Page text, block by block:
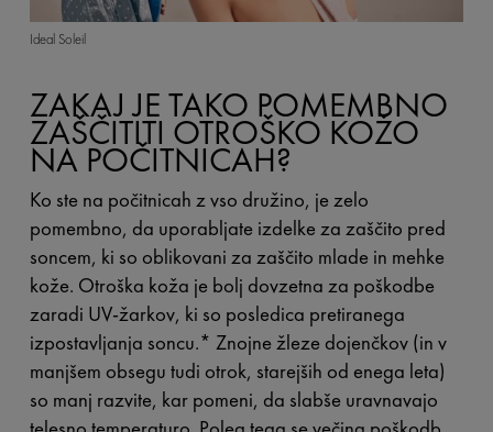
Ideal Soleil
ZAKAJ JE TAKO POMEMBNO
ZAŠČITITI OTROŠKO KOŽO
NA POČITNICAH?
Ko ste na počitnicah z vso družino, je zelo
pomembno, da uporabljate izdelke za zaščito pred
soncem, ki so oblikovani za zaščito mlade in mehke
kože. Otroška koža je bolj dovzetna za poškodbe
zaradi UV-žarkov, ki so posledica pretiranega
izpostavljanja soncu.* Znojne žleze dojenčkov (in v
manjšem obsegu tudi otrok, starejših od enega leta)
so manj razvite, kar pomeni, da slabše uravnavajo